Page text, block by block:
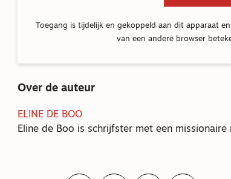
Toegang is tijdelijk en gekoppeld aan dit apparaat
van een andere browser
Over de auteur
ELINE DE BOO
Eline de Boo is schrijfster met een missionaire